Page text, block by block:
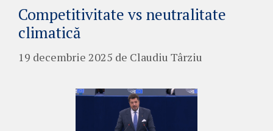
Competitivitate vs neutralitate
climatică
19 decembrie 2025 de Claudiu Târziu